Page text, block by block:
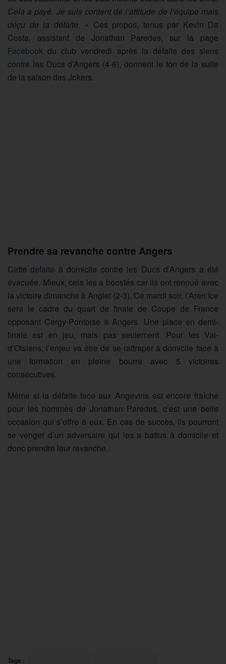
Cela a payé. Je suis content de l’attitude de l’équipe mais
déçu de la défaite. » Ces propos, tenus par Kevin Da
Costa, assistant de Jonathan Paredes, sur la page
Facebook du club vendredi après la défaite des siens
contre les Ducs d’Angers (4-6), donnent le ton de la suite
de la saison des Jokers.
Prendre sa revanche contre Angers
Cettedéfaite à domicile contre les Ducs d’Angers a été
évacuée. Mieux, cela les a boostés car ils ont renoué avec
la victoire dimanche à Anglet (2-3). Ce mardi soir, l’Aren’Ice
sera le cadre du quart de finale de Coupe de France
opposant Cergy-Pontoise à Angers. Une place en demi-
finale est en jeu, mais pas seulement. Pour les Val-
d’Oisiens, l’enjeu va être de se rattraper à domicile face à
une formation en pleine bourre avec 5 victoires
consécutives.
Même si la défaite face aux Angevins est encore fraîche
pour les hommes de Jonathan Paredes, c’est une belle
occasion qui s’offre à eux. En cas de succès, ils pourront
se venger d’un adversaire qui les a battus à domicile et
donc prendre leur revanche.
Tags :